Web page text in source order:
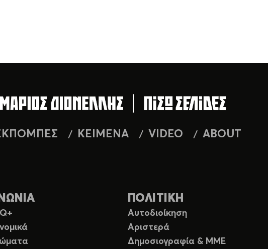
ΚΕΙΜΕΝΑ VIDEO ABOUT
ΠΟΛΙΤΙΚΗ
Αυτοδιοίκηση
Αριστερά
Δημοσιογραφία & ΜΜΕ